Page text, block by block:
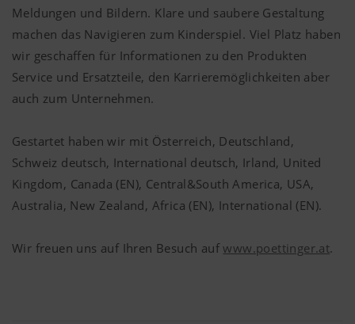
Meldungen und Bildern. Klare und saubere Gestaltung
machen das Navigieren zum Kinderspiel. Viel Platz haben
wir geschaffen für Informationen zu den Produkten
Service und Ersatzteile, den Karrieremöglichkeiten aber
auch zum Unternehmen.
Gestartet haben wir mit Österreich, Deutschland,
Schweiz deutsch, International deutsch, Irland, United
Kingdom, Canada (EN), Central&South America, USA,
Australia, New Zealand, Africa (EN), International (EN).
Wir freuen uns auf Ihren Besuch aufwww.poettinger.at.